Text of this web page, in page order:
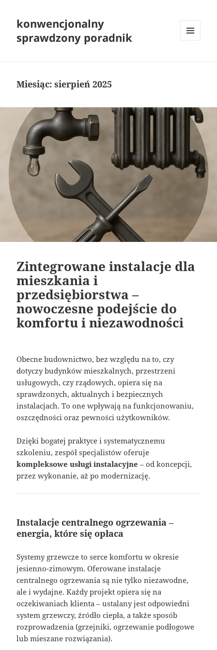
konwencjonalny
sprawdzony poradnik
Miesiąc:sierpień 2025
Zintegrowane instalacje dla
mieszkania i
przedsiębiorstwa –
nowoczesne podejście do
komfortu i niezawodności
Obecne budownictwo, bez względu na to, czy
dotyczy budynków mieszkalnych, przestrzeni
usługowych, czy rządowych, opiera się na
sprawdzonych, aktualnych i bezpiecznych
instalacjach. To one wpływają na funkcjonowaniu,
oszczędności oraz pewności użytkowników.
Dzięki bogatej praktyce i systematycznemu
szkoleniu, zespół specjalistów oferuje
kompleksowe usługi instalacyjne – od koncepcji,
przez wykonanie, aż po modernizację.
Instalacje centralnego ogrzewania –
energia, które się opłaca
Systemy grzewcze to serce komfortu w okresie
jesienno-zimowym. Oferowane instalacje
centralnego ogrzewania są nie tylko niezawodne,
ale i wydajne. Każdy projekt opiera się na
oczekiwaniach klienta – ustalany jest odpowiedni
system grzewczy, źródło ciepła, a także sposób
rozprowadzenia (grzejniki, ogrzewanie podłogowe
lub mieszane rozwiązania).